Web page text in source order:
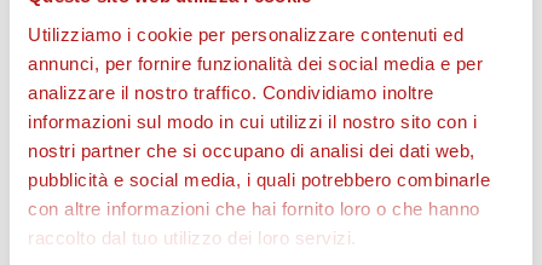
Utilizziamo i cookie per personalizzare contenuti ed
annunci, per fornire funzionalità dei social media e per
analizzare il nostro traffico. Condividiamo inoltre
informazioni sul modo in cui utilizzi il nostro sito con i
nostri partner che si occupano di analisi dei dati web,
pubblicità e social media, i quali potrebbero combinarle
con altre informazioni che hai fornito loro o che hanno
raccolto dal tuo utilizzo dei loro servizi.